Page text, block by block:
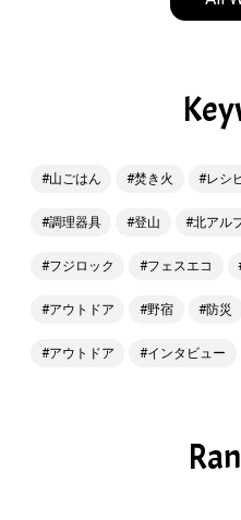
山ごはん 焚き火 レシ
調理器具 登山 北アル
フジロック フェスエコ
アウトドア 野宿 防災
アウトドア インタビュー